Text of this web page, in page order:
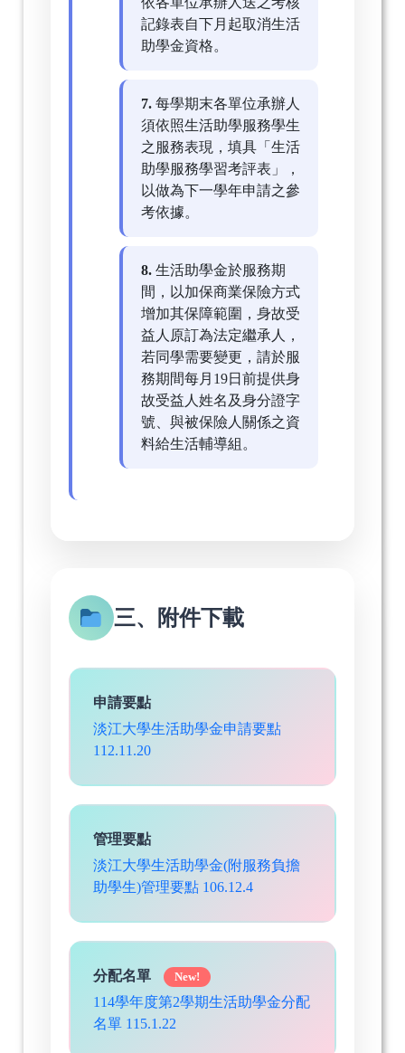
記錄表自下月起取消生活
助學金資格。
7.每學期末各單位承辦人
須依照生活助學服務學生
之服務表現，填具「生活
助學服務學習考評表」，
以做為下一學年申請之參
考依據。
8.生活助學金於服務期
間，以加保商業保險方式
增加其保障範圍，身故受
益人原訂為法定繼承人，
若同學需要變更，請於服
務期間每月19日前提供身
故受益人姓名及身分證字
號、與被保險人關係之資
料給生活輔導組。
三、附件下載
申請要點
淡江大學生活助學金申請要點
112.11.20
管理要點
淡江大學生活助學金(附服務負擔
助學生)管理要點 106.12.4
分配名單 New!
114學年度第2學期生活助學金分配
名單 115.1.22